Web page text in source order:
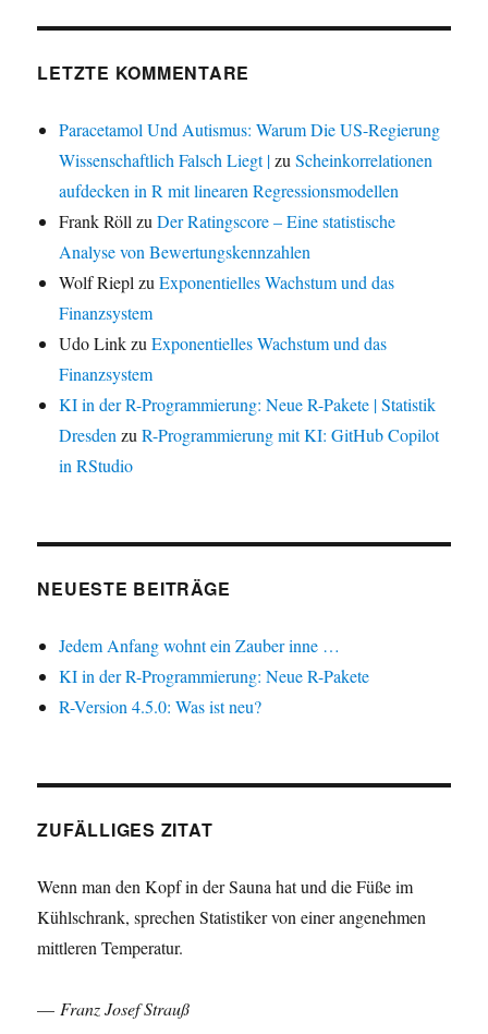
LETZTE KOMMENTARE
Paracetamol Und Autismus: Warum Die US-Regierung
Wissenschaftlich Falsch Liegt |zuScheinkorrelationen
aufdecken in R mit linearen Regressionsmodellen
Frank Röll zuDer Ratingscore – Eine statistische
Analyse von Bewertungskennzahlen
Wolf Riepl zuExponentielles Wachstum und das
Finanzsystem
Udo LinkzuExponentielles Wachstum und das
Finanzsystem
KI in der R-Programmierung: Neue R-Pakete | Statistik
Dresden zuR-Programmierung mit KI: GitHub Copilot
in RStudio
NEUESTE BEITRÄGE
Jedem Anfang wohnt ein Zauber inne …
KI in der R-Programmierung: Neue R-Pakete
R-Version 4.5.0: Was ist neu?
ZUFÄLLIGES ZITAT
Wenn man den Kopf in der Sauna hat und die Füße im
Kühlschrank, sprechen Statistiker von einer angenehmen
mittleren Temperatur.
— Franz Josef Strauß